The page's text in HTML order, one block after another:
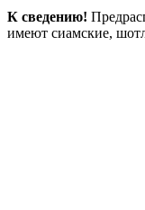
К сведению!
имеют сиамские,